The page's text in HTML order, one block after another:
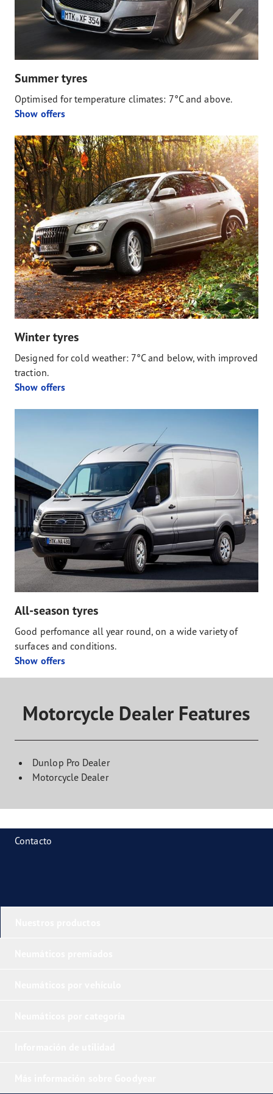
Summer tyres
Optimised for temperature climates: 7°C and above.
Show offers
Winter tyres
Designed for cold weather: 7°C and below, with improved
traction.
Show offers
All-season tyres
Good perfomance all year round, on a wide variety of
surfaces and conditions.
Show offers
Motorcycle Dealer Features
Dunlop Pro Dealer
Motorcycle Dealer
Contacto